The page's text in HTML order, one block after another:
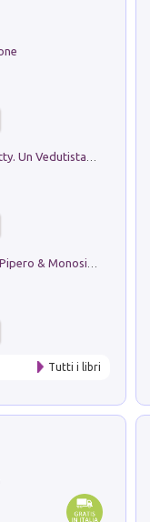
Pietro Bellotti Detto Canaletty. Un Vedutista Veneziano nella Francia dell'Ancien Régime
Tutti i libri